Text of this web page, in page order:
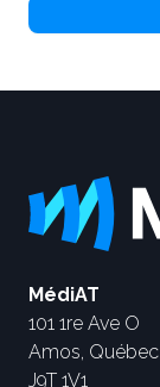
MédiAT
101 1re Ave O
Amos, Québec
J9T 1V1